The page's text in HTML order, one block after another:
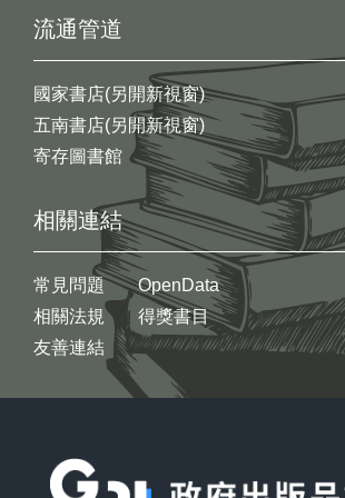
流通管道
國家書店(另開新視窗)
五南書店(另開新視窗)
寄存圖書館
相關連結
常見問題
相關法規
友善連結
OpenData
得獎書目